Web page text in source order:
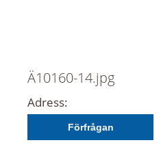
Ä10160-14.jpg
Adress:
Förfrågan